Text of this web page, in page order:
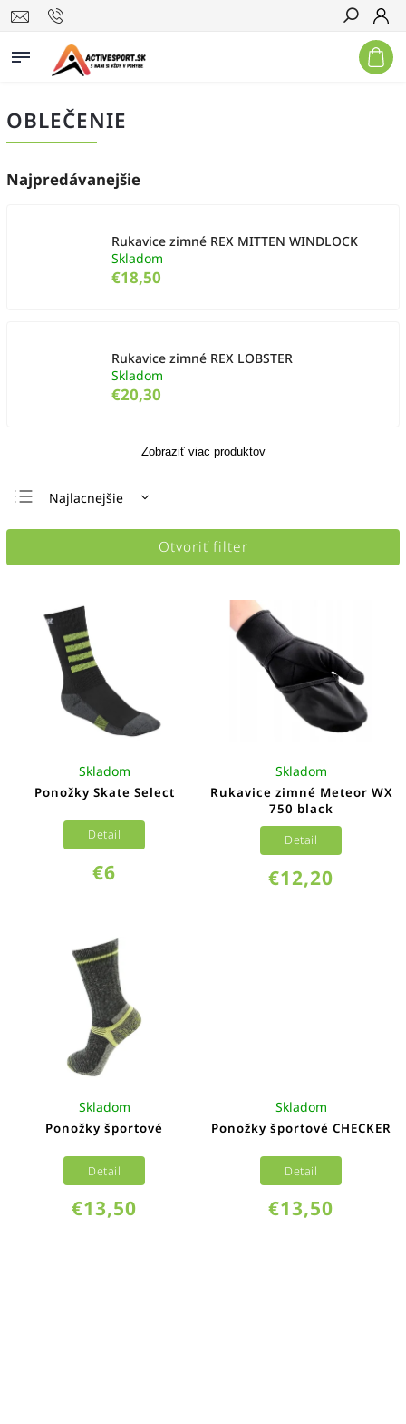
Hľadať
OBLEČENIE
Najpredávanejšie
Rukavice zimné REX MITTEN WINDLOCK
Skladom
€18,50
Rukavice zimné REX LOBSTER
Skladom
€20,30
Zobraziť viac produktov
Najlacnejšie
Najdrahšie
Otvoriť filter
Ponožky Skate Select
Skladom
€6
Detail
Rukavice zimné Meteor WX
750 black
Skladom
€12,20
Detail
Ponožky športové
Skladom
€13,50
Detail
Ponožky športové CHECKER
Skladom
€13,50
Detail